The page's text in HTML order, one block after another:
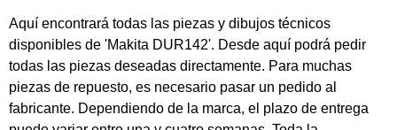
Aquí encontrará todas las piezas y dibujos técnicos
disponibles de 'Makita DUR142'. Desde aquí podrá pedir
todas las piezas deseadas directamente. Para muchas
piezas de repuesto, es necesario pasar un pedido al
fabricante. Dependiendo de la marca, el plazo de entrega